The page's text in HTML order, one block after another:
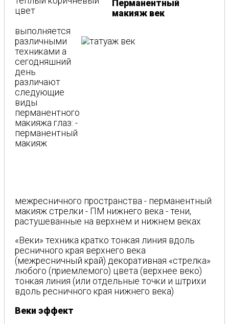
Перманентный
макияж век
выполняется
различными
техниками а
сегодняшний
день
различают
следующие
виды
перманентного
макияжа глаз: -
перманентный
макияж
межресничного пространства - перманентный
макияж стрелки - ПМ нижнего века - тени,
растушеванные на верхнем и нижнем веках
«Веки» техника кратко тонкая линия вдоль
ресничного края верхнего века
(межресничный край) декоративная «стрелка»
любого (приемлемого) цвета (верхнее веко)
тонкая линия (или отдельные точки и штрихи
вдоль ресничного края нижнего века)
Веки эффект